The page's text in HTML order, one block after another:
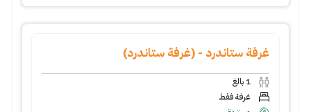
غرفة ستاندرد - (غرفة ستاندرد)
1 بالغ
غرفة فقط